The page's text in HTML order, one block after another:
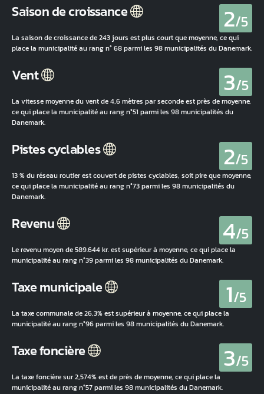
Saison de croissance 2/5
La saison de croissance de 243 jours est plus court que moyenne, ce qui
place la municipalité au rang n° 68 parmi les 98 municipalités du Danemark.
Vent 3/5
La vitesse moyenne du vent de 4,6 mètres par seconde est près de moyenne,
ce qui place la municipalité au rang n°51 parmi les 98 municipalités du
Danemark.
Pistes cyclables 2/5
13 % du réseau routier est couvert de pistes cyclables, soit pire que moyenne,
ce qui place la municipalité au rang n°73 parmi les 98 municipalités du
Danemark.
Revenu 4/5
Le revenu moyen de 589.644 kr. est supérieur à moyenne, ce qui place la
municipalité au rang n°39 parmi les 98 municipalités du Danemark.
Taxe municipale 1/5
La taxe communale de 26,3% est supérieur à moyenne, ce qui place la
municipalité au rang n°96 parmi les 98 municipalités du Danemark.
Taxe foncière 3/5
La taxe foncière sur 2,574% est de près de moyenne, ce qui place la
municipalité au rang n°57 parmi les 98 municipalités du Danemark.